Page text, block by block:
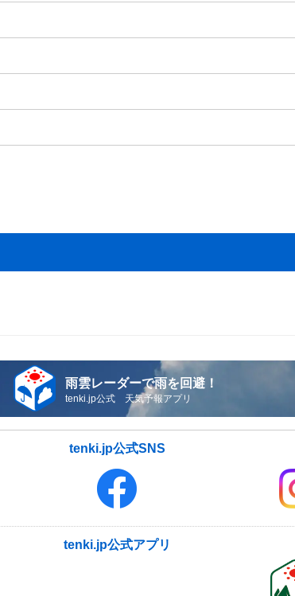
雨雲レーダーで雨を回避！
tenki.jp公式 天気予報アプリ
tenki.jp公式SNS
tenki.jp公式アプリ